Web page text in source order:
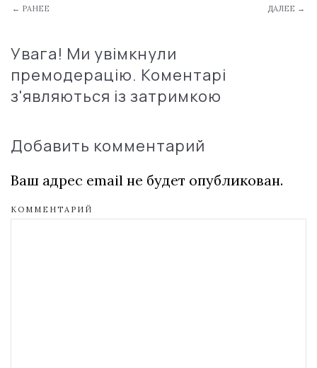
← РАНЕЕ ДАЛЕЕ →
Увага! Ми увімкнули
премодерацію. Коментарі
з'являються із затримкою
Добавить комментарий
Ваш адрес email не будет опубликован.
КОММЕНТАРИЙ